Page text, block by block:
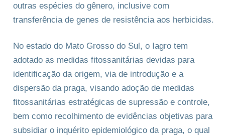
outras espécies do gênero, inclusive com
transferência de genes de resistência aos herbicidas.
No estado do Mato Grosso do Sul, o Iagro tem
adotado as medidas fitossanitárias devidas para
identificação da origem, via de introdução e a
dispersão da praga, visando adoção de medidas
fitossanitárias estratégicas de supressão e controle,
bem como recolhimento de evidências objetivas para
subsidiar o inquérito epidemiológico da praga, o qual